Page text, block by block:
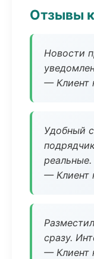
Отзывы
Новости
— Клиент
Удобный
реальные.
— Клиент
сразу.
— Клиент